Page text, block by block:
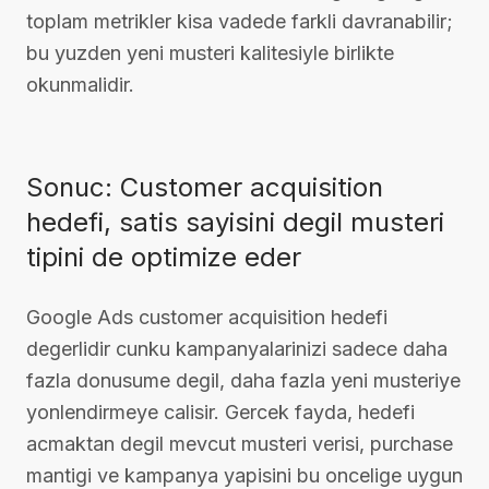
toplam metrikler kisa vadede farkli davranabilir;
bu yuzden yeni musteri kalitesiyle birlikte
okunmalidir.
Sonuc: Customer acquisition
hedefi, satis sayisini degil musteri
tipini de optimize eder
Google Ads customer acquisition hedefi
degerlidir cunku kampanyalarinizi sadece daha
fazla donusume degil, daha fazla yeni musteriye
yonlendirmeye calisir. Gercek fayda, hedefi
acmaktan degil mevcut musteri verisi, purchase
mantigi ve kampanya yapisini bu oncelige uygun